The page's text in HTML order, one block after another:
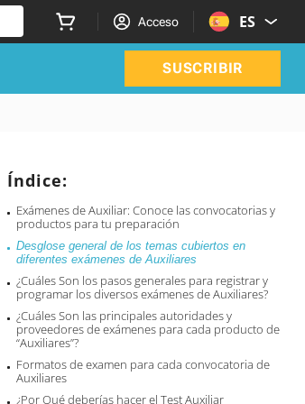
Acceso ES
SUSCRIBIR
Índice:
Exámenes de Auxiliar: Conoce las convocatorias y
productos para tu preparación
Desglose general de los temas cubiertos en
diferentes exámenes de Auxiliares
¿Cuáles Son los pasos generales para registrar y
programar los diversos exámenes de Auxiliares?
¿Cuáles Son las principales autoridades y
proveedores de exámenes para cada producto de
“Auxiliares”?
Formatos de examen para cada convocatoria de
Auxiliares
¿Por Qué deberías hacer el Test Auxiliar